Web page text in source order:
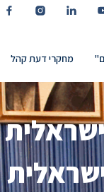
מחקרי דעת קהל